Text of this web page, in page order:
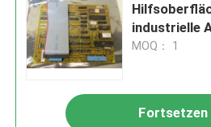
industrielle
MOQ： 1
Fortsetzen